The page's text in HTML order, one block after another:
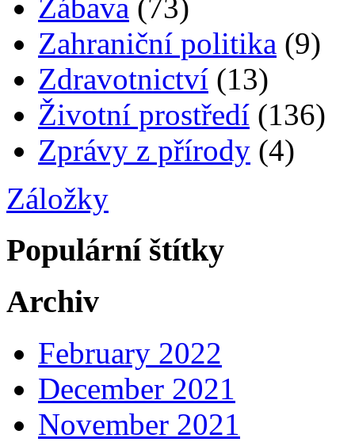
Zábava (73)
Zahraniční politika (9)
Zdravotnictví (13)
Životní prostředí (136)
Zprávy z přírody (4)
Záložky
Populární štítky
Archiv
February 2022
December 2021
November 2021